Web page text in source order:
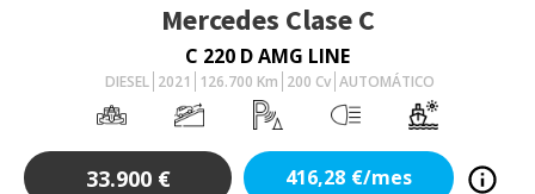
Mercedes Clase C
C 220 D AMG LINE
DIESEL 2021 126.700 Km 200 Cv AUTOMÁTICO
33.900 € 416,28 €/mes